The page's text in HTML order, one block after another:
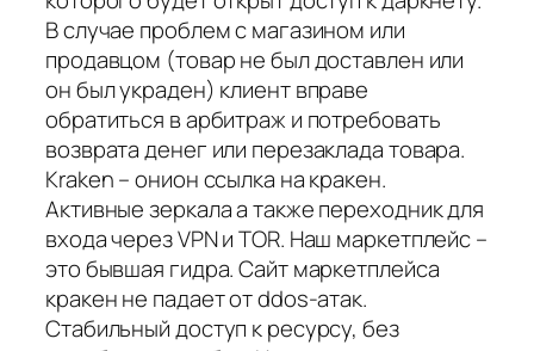
В случае проблем с магазином или
продавцом (товар не был доставлен или
он был украден) клиент вправе
обратиться в арбитраж и потребовать
возврата денег или перезаклада товара.
Kraken – онион ссылка на кракен.
Активные зеркала а также переходник для
входа через VPN и TOR. Наш маркетплейс –
это бывшая гидра. Сайт маркетплейса
кракен не падает от ddos-атак.
Cтабильный доступ к ресурсу, без